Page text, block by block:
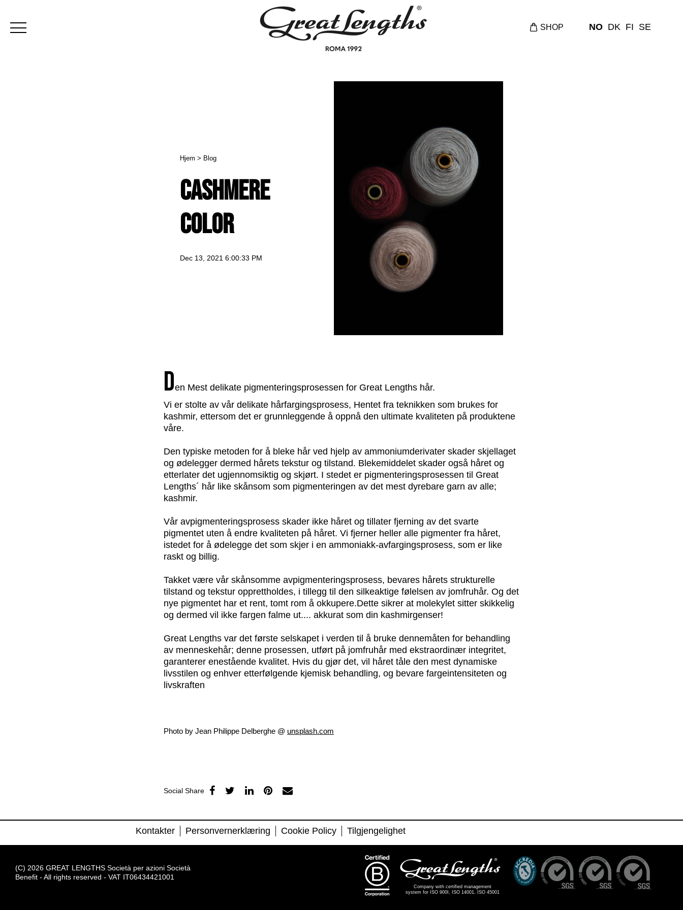
SHOP NO DK FI SE
Hjem > Blog
Cashmere
Color
Dec 13, 2021 6:00:33 PM
Den Mest delikate pigmenteringsprosessen for Great Lengths hår.
Vi er stolte av vår delikate hårfargingsprosess, Hentet fra teknikken som brukes for
kashmir, ettersom det er grunnleggende å oppnå den ultimate kvaliteten på produktene
våre.
Den typiske metoden for å bleke hår ved hjelp av ammoniumderivater skader skjellaget
og ødelegger dermed hårets tekstur og tilstand. Blekemiddelet skader også håret og
etterlater det ugjennomsiktig og skjørt. I stedet er pigmenteringsprosessen til Great
Lengths´ hår like skånsom som pigmenteringen av det mest dyrebare garn av alle;
kashmir.
Vår avpigmenteringsprosess skader ikke håret og tillater fjerning av det svarte
pigmentet uten å endre kvaliteten på håret. Vi fjerner heller alle pigmenter fra håret,
istedet for å ødelegge det som skjer i en ammoniakk-avfargingsprosess, som er like
raskt og billig.
Takket være vår skånsomme avpigmenteringsprosess, bevares hårets strukturelle
tilstand og tekstur opprettholdes, i tillegg til den silkeaktige følelsen av jomfruhår. Og det
nye pigmentet har et rent, tomt rom å okkupere.Dette sikrer at molekylet sitter skikkelig
og dermed vil ikke fargen falme ut.... akkurat som din kashmirgenser!
Great Lengths var det første selskapet i verden til å bruke dennemåten for behandling
av menneskehår; denne prosessen, utført på jomfruhår med ekstraordinær integritet,
garanterer enestående kvalitet. Hvis du gjør det, vil håret tåle den mest dynamiske
livsstilen og enhver etterfølgende kjemisk behandling, og bevare fargeintensiteten og
livskraften
Photo by Jean Philippe Delberghe @ unsplash.com
Social Share
Kontakter Personvernerklæring Cookie Policy Tilgjengelighet
(C) 2026 GREAT LENGTHS Società per azioni Società
Benefit - All rights reserved - VAT IT06434421001
Company with certified management
system for ISO 900I, ISO 14001, ISO 45001